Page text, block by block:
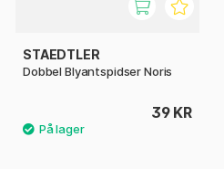
STAEDTLER
Dobbel Blyantspidser Noris
39 KR